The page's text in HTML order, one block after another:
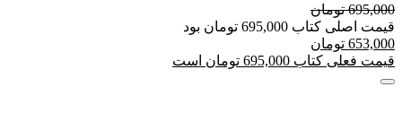
695,000 تومان
قیمت اصلی کتاب 695,000 تومان بود
653,000 تومان
قیمت فعلی کتاب 695,000 تومان است